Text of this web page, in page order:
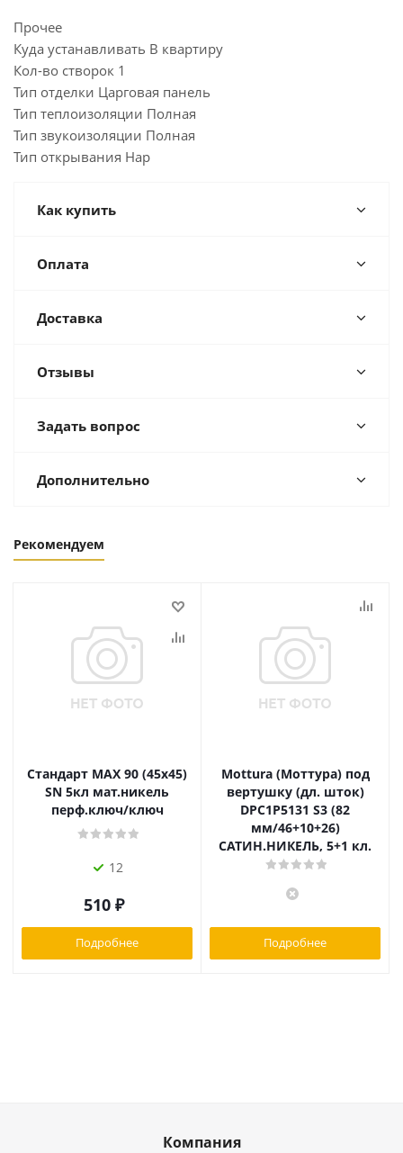
Прочее
Куда устанавливать В квартиру
Кол-во створок 1
Тип отделки Царговая панель
Тип теплоизоляции Полная
Тип звукоизоляции Полная
Тип открывания Нар
Как купить
Оплата
Доставка
Отзывы
Задать вопрос
Дополнительно
Рекомендуем
Стандарт MAX 90 (45х45)
SN 5кл мат.никель
перф.ключ/ключ
12
510 ₽
Подробнее
Mottura (Моттура) под
вертушку (дл. шток)
DPC1P5131 S3 (82
мм/46+10+26)
САТИН.НИКЕЛЬ, 5+1 кл.
Подробнее
Компания